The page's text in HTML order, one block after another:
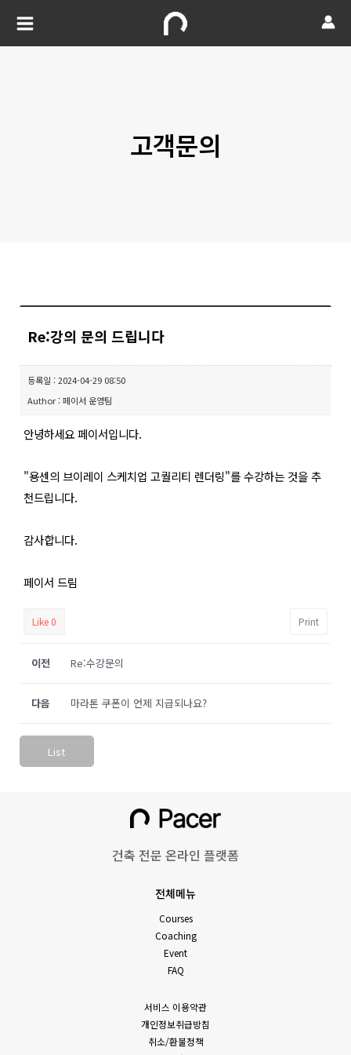
고객문의
Re:강의 문의 드립니다
등록일 : 2024-04-29 08:50
Author : 페이서 운영팀
안녕하세요 페이서입니다.
"용센의 브이레이 스케치업 고퀄리티 렌더링"를 수강하는 것을 추
천드립니다.
감사합니다.
페이서 드림
Like 0 Print
이전 Re:수강문의
마라톤 쿠폰이 언제 지급되나요?
다음
List
건축 전문 온라인 플랫폼
전체메뉴
Courses
Coaching
Event
FAQ
서비스 이용약관
개인정보취급방침
취소/환불정책